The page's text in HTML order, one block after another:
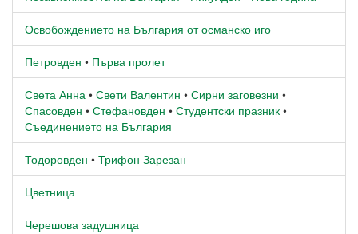
Освобождението на България от османско иго
Петровден • Първа пролет
Света Анна • Свети Валентин • Сирни заговезни •
Спасовден • Стефановден • Студентски празник •
Съединението на България
Тодоровден • Трифон Зарезан
Цветница
Черешова задушница